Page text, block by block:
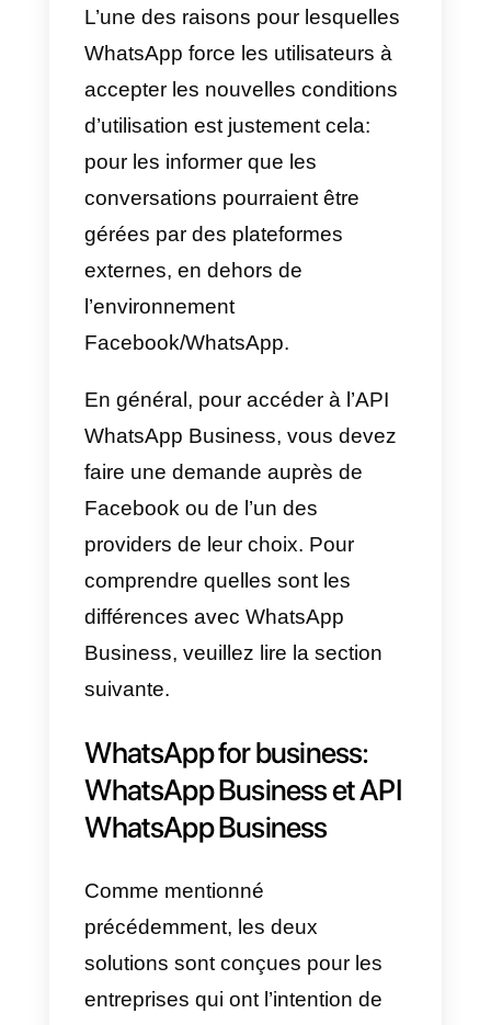
outil pour les entreprises
veulent communiquer avec leur
public cible. De même, les
utilisateurs s’attendent également
à pouvoir utiliser WhatsApp
comme canal de communication
avec leurs marques préférées.
C’est précisément pour faciliter la
vie des entreprises que
WhatsApp a lancé des versions
de la plate-forme destinées aux
entreprises, plus précisément
WhatsApp Business et l’API
WhatsApp Business
besoins, d’interagir par le biais de
la fameuse application.
L’API Business de WhatsApp, en
particulier, vous permet
connecter WhatsApp à une
plate-forme externe, pour une